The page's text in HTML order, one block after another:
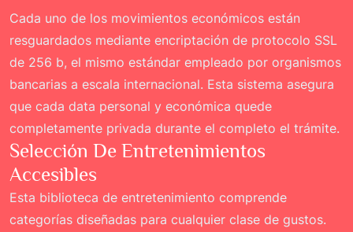
Cada uno de los movimientos económicos están
resguardados mediante encriptación de protocolo SSL
de 256 b, el mismo estándar empleado por organismos
bancarias a escala internacional. Esta sistema asegura
que cada data personal y económica quede
completamente privada durante el completo el trámite.
Selección De Entretenimientos
Accesibles
Esta biblioteca de entretenimiento comprende
categorías diseñadas para cualquier clase de gustos.